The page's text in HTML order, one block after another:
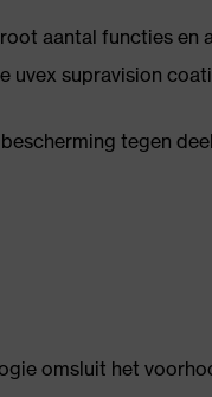
aantal functies en
uvex supravision
tegen
omsluit het